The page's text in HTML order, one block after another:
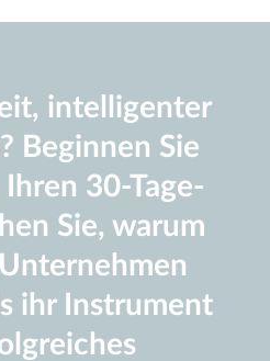
intelligenter
Beginnen Sie
30-Tage-
Sie, warum
ihr Instrument